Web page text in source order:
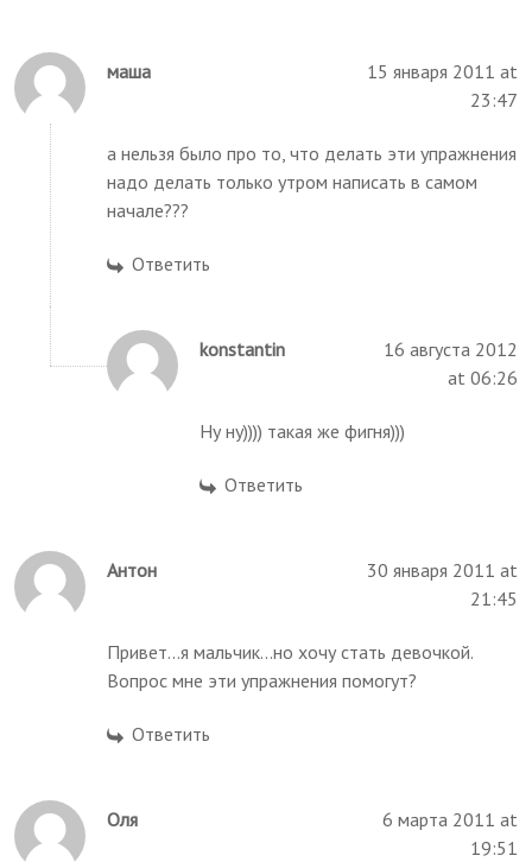
маша
15 января 2011 at
23:47
а нельзя было про то, что делать эти упражнения
надо делать только утром написать в самом
начале???
Ответить
konstantin
16 августа 2012
at 06:26
Ну ну)))) такая же фигня)))
Ответить
Антон
30 января 2011 at
21:45
Привет...я мальчик...но хочу стать девочкой.
Вопрос мне эти упражнения помогут?
Ответить
Оля
6 марта 2011 at
19:51